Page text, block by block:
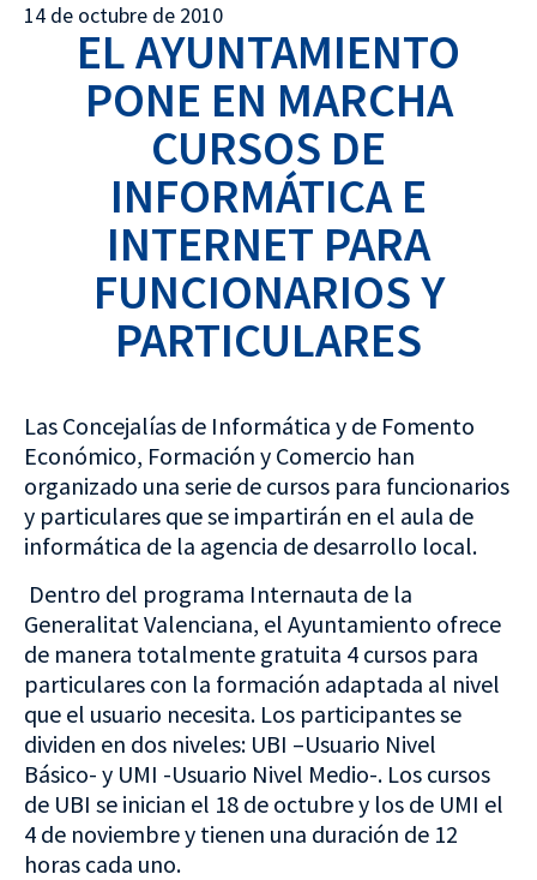
14 de octubre de 2010
EL AYUNTAMIENTO
PONE EN MARCHA
CURSOS DE
INFORMÁTICA E
INTERNET PARA
FUNCIONARIOS Y
PARTICULARES
Las Concejalías de Informática y de Fomento
Económico, Formación y Comercio han
organizado una serie de cursos para funcionarios
y particulares que se impartirán en el aula de
informática de la agencia de desarrollo local.
Dentro del programa Internauta de la
Generalitat Valenciana, el Ayuntamiento ofrece
de manera totalmente gratuita 4 cursos para
particulares con la formación adaptada al nivel
que el usuario necesita. Los participantes se
dividen en dos niveles: UBI –Usuario Nivel
Básico- y UMI -Usuario Nivel Medio-. Los cursos
de UBI se inician el 18 de octubre y los de UMI el
4 de noviembre y tienen una duración de 12
horas cada uno.